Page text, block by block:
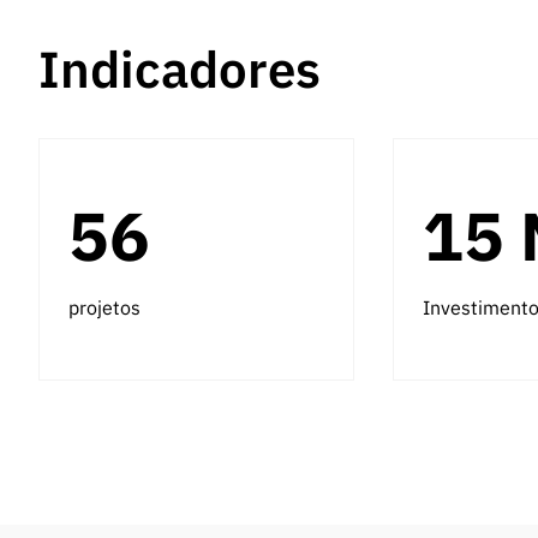
Indicadores
56
projetos
15